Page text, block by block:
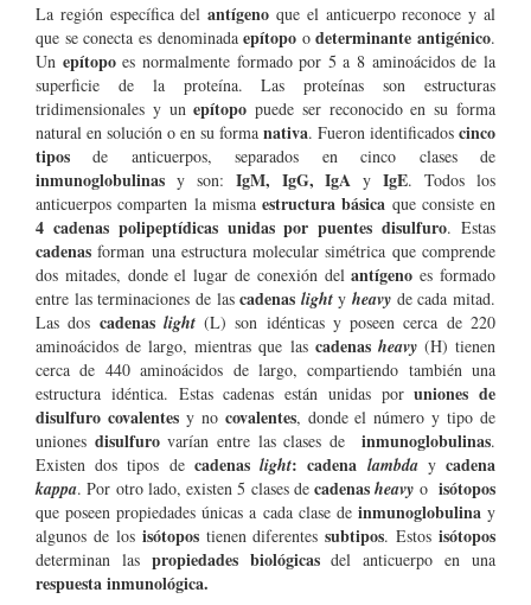
La región específica delantígeno que el anticuerpo reconoce y al
que se conecta es denominadaepítopo odeterminante antigénico.
Un epítopoes normalmente formado por 5 a 8 aminoácidos de la
superficie de la proteína. Las proteínas son estructuras
tridimensionales y unepítopo puede ser reconocido en su forma
natural en solución o en su forma nativa. Fueron identificados cinco
tipos de anticuerpos, separados en cinco clases de
inmunoglobulinas y son: IgM, IgG, IgAyIgE. Todos los
anticuerpos comparten la misma estructura básica que consiste en
4 cadenas polipeptídicas unidas por puentes disulfuro. Estas
cadenas forman una estructura molecular simétrica que comprende
dos mitades, donde el lugar de conexión delantígeno es formado
entre las terminaciones de lascadenas lightyheavy de cada mitad.
Las dos cadenas light(L) son idénticas y poseen cerca de 220
aminoácidos de largo, mientras que las cadenas heavy(H) tienen
cerca de 440 aminoácidos de largo, compartiendo también una
estructura idéntica. Estas cadenas están unidas poruniones de
disulfuro covalentes y no covalentes, donde el número y tipo de
uniones disulfurovarían entre las clases de inmunoglobulinas.
Existen dos tipos de cadenaslight: cadena lambda ycadena
kappa. Por otro lado, existen 5 clases de cadenasheavy o isótopos
que poseen propiedades únicas a cada clase de inmunoglobulinay
algunos de los isótopostienen diferentessubtipos. Estos isótopos
determinan las propiedades biológicasdel anticuerpo en una
respuesta inmunológica.